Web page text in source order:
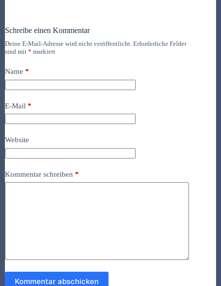
Schreibe einen Kommentar
Deine E-Mail-Adresse wird nicht veröffentlicht. Erforderliche Felder
sind mit * markiert
Name *
E-Mail *
Website
Kommentar schreiben *
Kommentar abschicken